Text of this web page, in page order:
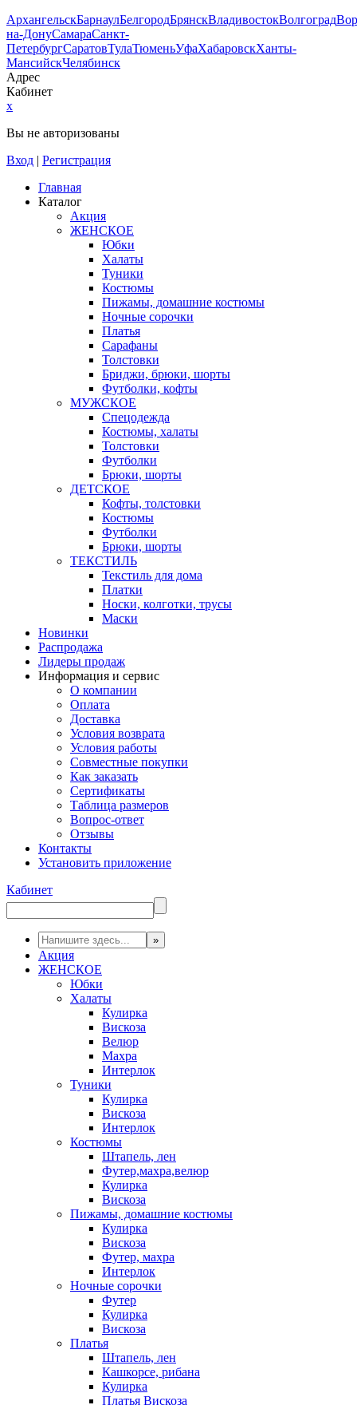
АрхангельскБарнаулБелгородБрянскВладивостокВолгоград
на-ДонуСамараСанкт-
ПетербургСаратовТулаТюменьУфаХабаровскХанты-
МансийскЧелябинск
Адрес
Кабинет
x
Вы не авторизованы
Вход | Регистрация
Главная
Каталог
Акция
ЖЕНСКОЕ
Юбки
Халаты
Туники
Костюмы
Пижамы, домашние костюмы
Ночные сорочки
Платья
Сарафаны
Толстовки
Бриджи, брюки, шорты
Футболки, кофты
МУЖСКОЕ
Спецодежда
Костюмы, халаты
Толстовки
Футболки
Брюки, шорты
ДЕТСКОЕ
Кофты, толстовки
Костюмы
Футболки
Брюки, шорты
ТЕКСТИЛЬ
Текстиль для дома
Платки
Носки, колготки, трусы
Маски
Новинки
Распродажа
Лидеры продаж
Информация и сервис
О компании
Оплата
Доставка
Условия возврата
Условия работы
Совместные покупки
Как заказать
Сертификаты
Таблица размеров
Вопрос-ответ
Отзывы
Контакты
Установить приложение
Кабинет
Акция
ЖЕНСКОЕ
Юбки
Халаты
Кулирка
Вискоза
Велюр
Махра
Интерлок
Туники
Кулирка
Вискоза
Интерлок
Костюмы
Штапель, лен
Футер,махра,велюр
Кулирка
Вискоза
Пижамы, домашние костюмы
Кулирка
Вискоза
Футер, махра
Интерлок
Ночные сорочки
Футер
Кулирка
Вискоза
Платья
Штапель, лен
Кашкорсе, рибана
Кулирка
Платья Вискоза